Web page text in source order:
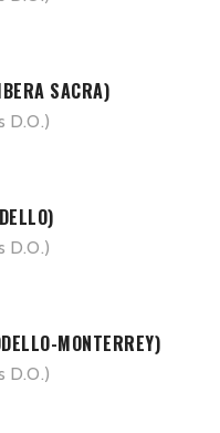
SACRA)
D.O.)
D.O.)
MONTERREY)
D.O.)